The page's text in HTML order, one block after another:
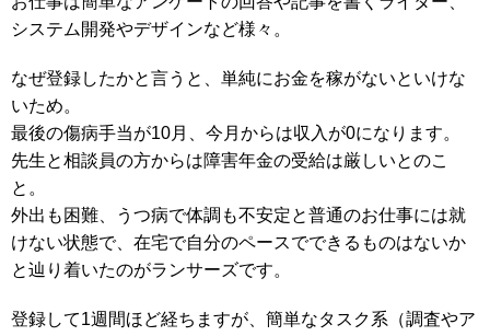
システム開発やデザインなど様々。
なぜ登録したかと言うと、単純にお金を稼がないといけな
いため。
最後の傷病手当が10月、今月からは収入が0になります。
先生と相談員の方からは障害年金の受給は厳しいとのこ
と。
外出も困難、うつ病で体調も不安定と普通のお仕事には就
けない状態で、在宅で自分のペースでできるものはないか
と辿り着いたのがランサーズです。
登録して1週間ほど経ちますが、簡単なタスク系（調査やア